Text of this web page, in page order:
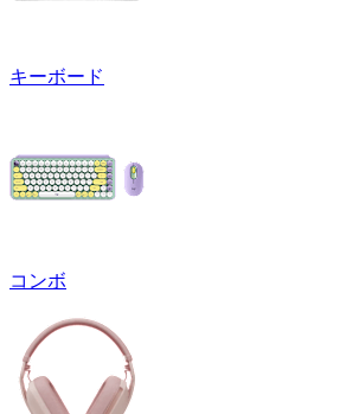
キーボード
コンボ